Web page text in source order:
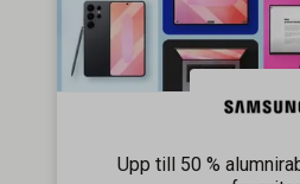
Upp till 50 %